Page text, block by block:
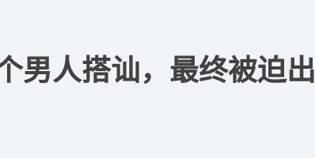
男人搭讪，最终被迫出